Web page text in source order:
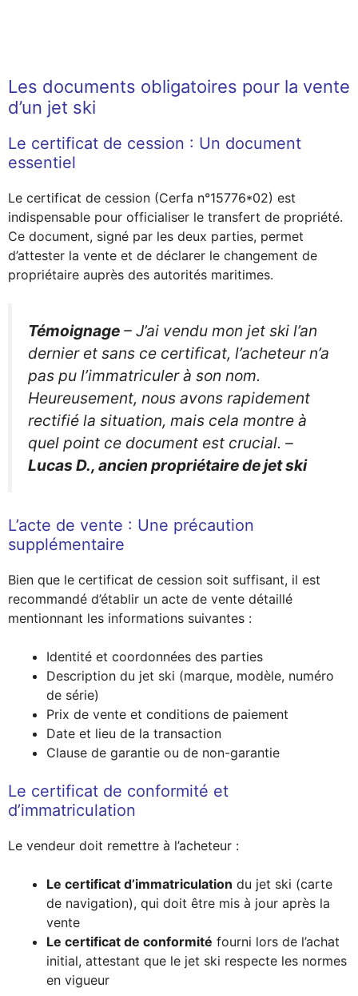
Les documents obligatoires pour la vente
d’un jet ski
Le certificat de cession : Un document
essentiel
Le certificat de cession (Cerfa n°15776*02) est
indispensable pour officialiser le transfert de propriété.
Ce document, signé par les deux parties, permet
d’attester la vente et de déclarer le changement de
propriétaire auprès des autorités maritimes.
Témoignage – J’ai vendu mon jet ski l’an
dernier et sans ce certificat, l’acheteur n’a
pas pu l’immatriculer à son nom.
Heureusement, nous avons rapidement
rectifié la situation, mais cela montre à
quel point ce document est crucial. –
Lucas D., ancien propriétaire de jet ski
L’acte de vente : Une précaution
supplémentaire
Bien que le certificat de cession soit suffisant, il est
recommandé d’établir un acte de vente détaillé
mentionnant les informations suivantes :
Identité et coordonnées des parties
Description du jet ski (marque, modèle, numéro
de série)
Prix de vente et conditions de paiement
Date et lieu de la transaction
Clause de garantie ou de non-garantie
Le certificat de conformité et
d’immatriculation
Le vendeur doit remettre à l’acheteur :
Le certificat d’immatriculation du jet ski (carte
de navigation), qui doit être mis à jour après la
vente
Le certificat de conformité fourni lors de l’achat
initial, attestant que le jet ski respecte les normes
en vigueur